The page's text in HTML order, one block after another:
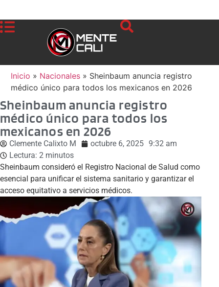
Inicio » Nacionales » Sheinbaum anuncia registro
médico único para todos los mexicanos en 2026
Sheinbaum anuncia registro
médico único para todos los
mexicanos en 2026
Clemente Calixto M octubre 6, 2025 9:32 am
Lectura: 2 minutos
Sheinbaum consideró el Registro Nacional de Salud como
esencial para unificar el sistema sanitario y garantizar el
acceso equitativo a servicios médicos.